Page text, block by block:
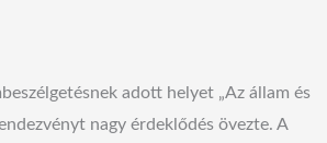
adott helyet „Az állam és
nagy érdeklődés övezte. A